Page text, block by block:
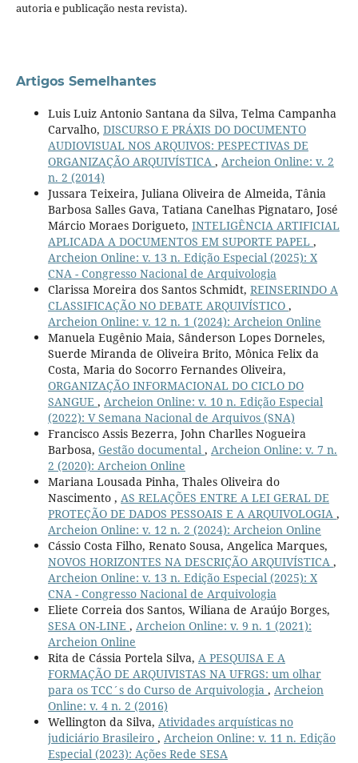
autoria e publicação nesta revista).
Artigos Semelhantes
Luis Luiz Antonio Santana da Silva, Telma Campanha
Carvalho, DISCURSO E PRÁXIS DO DOCUMENTO
AUDIOVISUAL NOS ARQUIVOS: PESPECTIVAS DE
ORGANIZAÇÃO ARQUIVÍSTICA , Archeion Online: v. 2
n. 2 (2014)
Jussara Teixeira, Juliana Oliveira de Almeida, Tânia
Barbosa Salles Gava, Tatiana Canelhas Pignataro, José
Márcio Moraes Dorigueto, INTELIGÊNCIA ARTIFICIAL
APLICADA A DOCUMENTOS EM SUPORTE PAPEL ,
Archeion Online: v. 13 n. Edição Especial (2025): X
CNA - Congresso Nacional de Arquivologia
Clarissa Moreira dos Santos Schmidt, REINSERINDO A
CLASSIFICAÇÃO NO DEBATE ARQUIVÍSTICO ,
Archeion Online: v. 12 n. 1 (2024): Archeion Online
Manuela Eugênio Maia, Sânderson Lopes Dorneles,
Suerde Miranda de Oliveira Brito, Mônica Felix da
Costa, Maria do Socorro Fernandes Oliveira,
ORGANIZAÇÃO INFORMACIONAL DO CICLO DO
SANGUE , Archeion Online: v. 10 n. Edição Especial
(2022): V Semana Nacional de Arquivos (SNA)
Francisco Assis Bezerra, John Charlles Nogueira
Barbosa, Gestão documental , Archeion Online: v. 7 n.
2 (2020): Archeion Online
Mariana Lousada Pinha, Thales Oliveira do
Nascimento , AS RELAÇÕES ENTRE A LEI GERAL DE
PROTEÇÃO DE DADOS PESSOAIS E A ARQUIVOLOGIA ,
Archeion Online: v. 12 n. 2 (2024): Archeion Online
Cássio Costa Filho, Renato Sousa, Angelica Marques,
NOVOS HORIZONTES NA DESCRIÇÃO ARQUIVÍSTICA ,
Archeion Online: v. 13 n. Edição Especial (2025): X
CNA - Congresso Nacional de Arquivologia
Eliete Correia dos Santos, Wiliana de Araújo Borges,
SESA ON-LINE , Archeion Online: v. 9 n. 1 (2021):
Archeion Online
Rita de Cássia Portela Silva, A PESQUISA E A
FORMAÇÃO DE ARQUIVISTAS NA UFRGS: um olhar
para os TCC´s do Curso de Arquivologia , Archeion
Online: v. 4 n. 2 (2016)
Wellington da Silva, Atividades arquísticas no
judiciário Brasileiro , Archeion Online: v. 11 n. Edição
Especial (2023): Ações Rede SESA